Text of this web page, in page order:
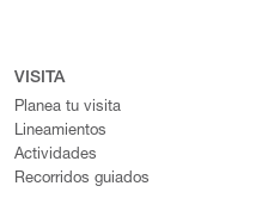
VISITA
Planea tu visita
Lineamientos
Actividades
Recorridos guiados